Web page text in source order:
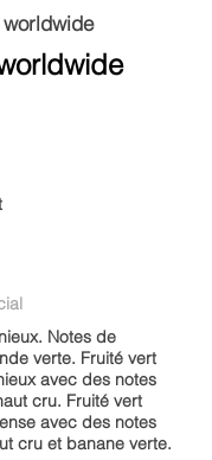
Notes de
verte. Fruité vert
avec des notes
cru. Fruité vert
avec des notes
cru et banane verte.